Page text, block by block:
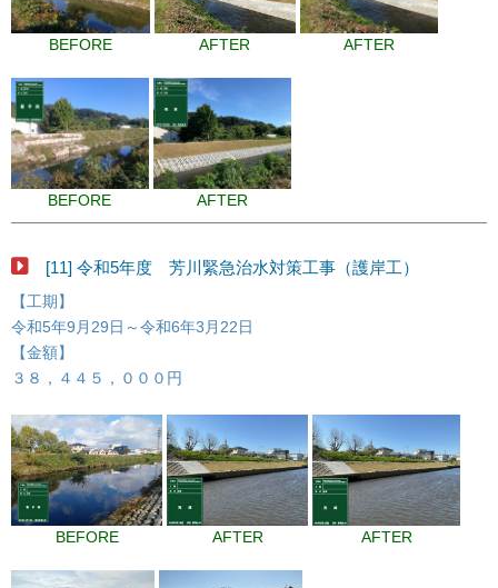
BEFORE AFTER AFTER
BEFORE AFTER
[11] 令和5年度 芳川緊急治水対策工事（護岸工）
【工期】
令和5年9月29日～令和6年3月22日
【金額】
３８，４４５，０００円
BEFORE AFTER AFTER